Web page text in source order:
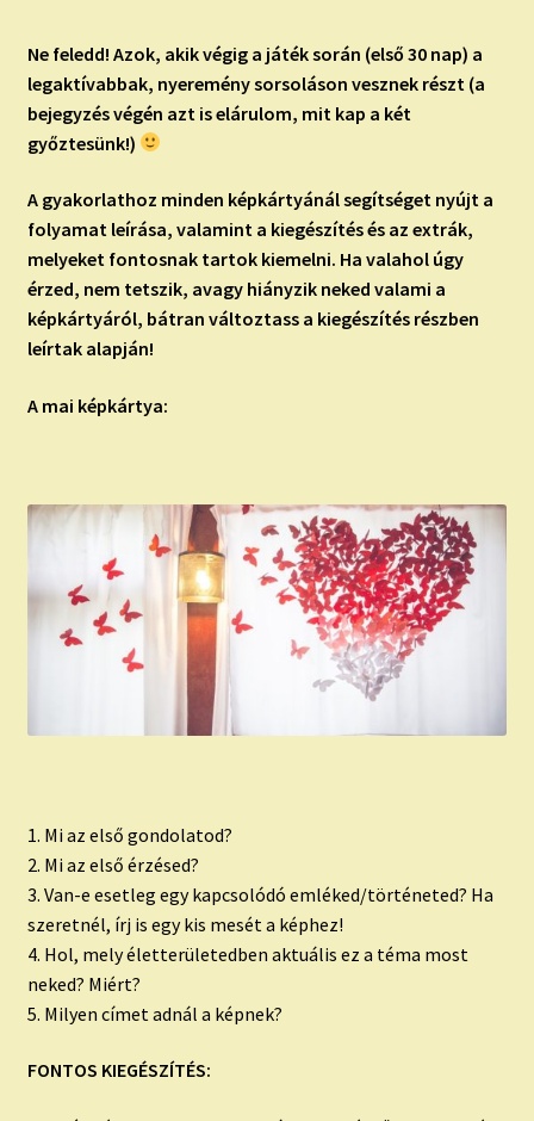
Ne feledd! Azok, akik végig a játék során (első 30 nap) a
legaktívabbak, nyeremény sorsoláson vesznek részt (a
bejegyzés végén azt is elárulom, mit kap a két
győztesünk!)
A gyakorlathoz minden képkártyánál segítséget nyújt a
folyamat leírása, valamint a kiegészítés és az extrák,
melyeket fontosnak tartok kiemelni. Ha valahol úgy
érzed, nem tetszik, avagy hiányzik neked valami a
képkártyáról, bátran változtass a kiegészítés részben
leírtak alapján!
A mai képkártya:
1. Mi az első gondolatod?
2. Mi az első érzésed?
3. Van-e esetleg egy kapcsolódó emléked/történeted? Ha
szeretnél, írj is egy kis mesét a képhez!
4. Hol, mely életterületedben aktuális ez a téma most
neked? Miért?
5. Milyen címet adnál a képnek?
FONTOS KIEGÉSZÍTÉS: